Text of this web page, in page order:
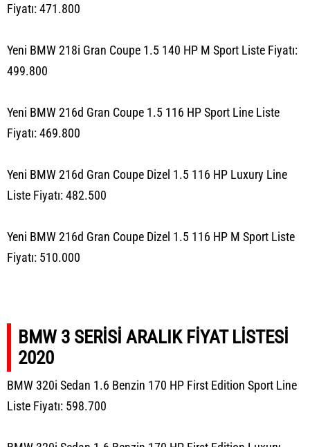
Fiyatı: 471.800
Yeni BMW 218i Gran Coupe 1.5 140 HP M Sport Liste Fiyatı:
499.800
Yeni BMW 216d Gran Coupe 1.5 116 HP Sport Line Liste
Fiyatı: 469.800
Yeni BMW 216d Gran Coupe Dizel 1.5 116 HP Luxury Line
Liste Fiyatı: 482.500
Yeni BMW 216d Gran Coupe Dizel 1.5 116 HP M Sport Liste
Fiyatı: 510.000
BMW 3 SERİSİ ARALIK FİYAT LİSTESİ
2020
BMW 320i Sedan 1.6 Benzin 170 HP First Edition Sport Line
Liste Fiyatı: 598.700